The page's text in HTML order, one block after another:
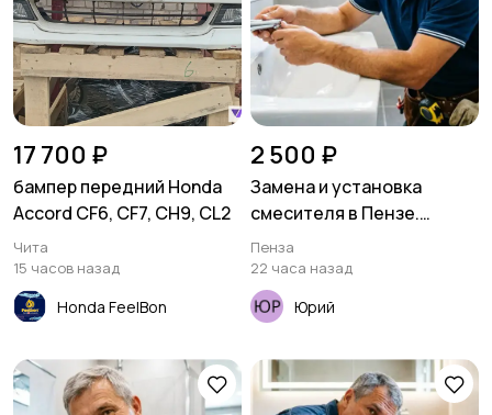
17 700 ₽
бампер передний Honda
Accord CF6, CF7, CH9, CL2
Чита
15 часов назад
Honda FeelBon
2 500 ₽
Замена и установка
смесителя в Пензе.
Сантехник с гарантией
Пенза
22 часа назад
Юрий